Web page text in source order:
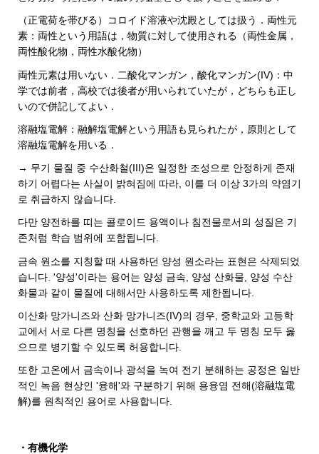
（正電荷を帯びる）コロイド溶液や沈殿としては扱う．両性元
素：両性という用語は，物質に対して使用される（両性金属，
両性酸化物，両性水酸化物）
両性元素は用いない．二酸化マンガン，酸化マンガン(IV)：中
学では前者，高校では後者が用いられていたが，どちらも正し
いので併記してよい．
溶融塩電解：融解塩電解という用語も見られたが，原則として
溶融塩電解を用いる．
→ 무기 물질 중 수산화철(III)은 일정한 조성으로 안정하게 존재
하기 어렵다는 사실이 밝혀짐에 따라, 이를 더 이상 3가의 약염기
로 취급하지 않습니다.
다만 양전하를 띠는 콜로이드 용액이나 침전물로서의 성질은 기
존처럼 학습 범위에 포함됩니다.
금속 원소를 지칭할 때 사용하던 양성 원소라는 표현은 삭제되었
습니다. '양성'이라는 용어는 양성 금속, 양성 산화물, 양성 수산
화물과 같이 물질에 대해서만 사용하도록 제한됩니다.
이산화 망가니즈와 산화 망가니즈(IV)의 경우, 중학교와 고등학
교에서 서로 다른 명칭을 선호하던 관행을 깨고 두 명칭 모두 옳
으므로 병기할 수 있도록 허용합니다.
또한 고온에서 금속이나 광석을 녹여 전기 분해하는 공정은 일반
적인 녹음 현상인 '융해'와 구분하기 위해 용융염 전해(溶融塩電
解)를 원칙적인 용어로 사용합니다.
・有機化学